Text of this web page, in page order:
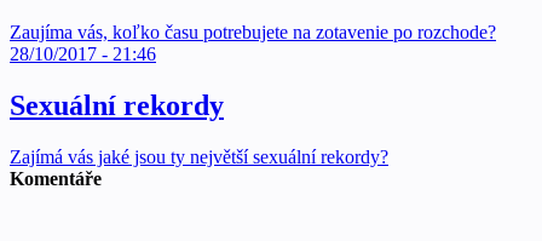
Zaujíma vás, koľko času potrebujete na zotavenie po rozchode?
28/10/2017 - 21:46
Sexuální rekordy
Zajímá vás jaké jsou ty největší sexuální rekordy?
Komentáře